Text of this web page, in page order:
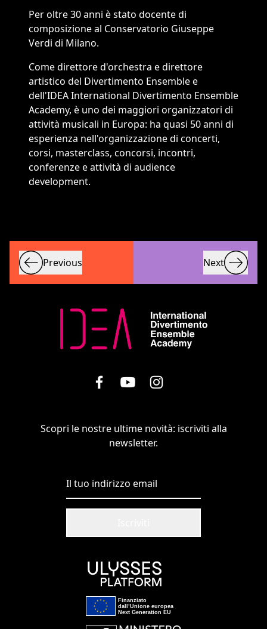
Per oltre 30 anni è stato docente di
composizione al Conservatorio Giuseppe
Verdi di Milano.
Come direttore d'orchestra e direttore
artistico del Divertimento Ensemble e
dell'IDEA International Divertimento Ensemble
Academy, è uno dei maggiori organizzatori di
attività musicali in Europa: ha quasi 50 anni di
esperienza nell'organizzazione di concerti,
corsi, masterclass, concorsi, incontri,
conferenze e attività di audience
development.
Previous Next
Scopri le nostre ultime novità: iscriviti alla
newsletter.
Finanziato
dall’Unione europea
Next Generation EU